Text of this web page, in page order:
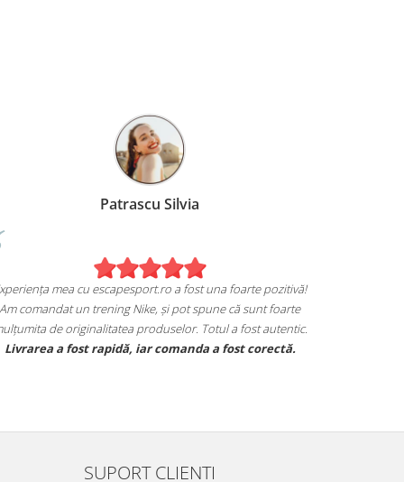
Patrascu Silvia
Experiența mea cu escapesport.ro a fost una foarte pozitivă!
Am comandat un trening Nike, și pot spune că sunt foarte
de originalitatea produselor. Totul a fost autentic.
Livrarea a fost rapidă, iar comanda a fost corectă.
SUPORT CLIENTI